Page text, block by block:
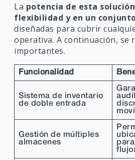
La potencia de esta
flexibilidad y en un
diseñadas para cubrir
operativa. A continuación, se
importantes.
Funcionalidad
Sistema de inventario
de doble entrada
Gestión de múltiples
almacenes